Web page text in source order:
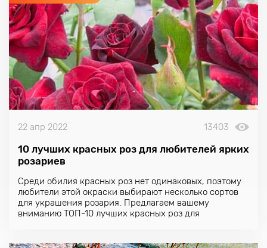
22 апр 2022 13403
10 лучших красных роз для любителей ярких
розариев
Среди обилия красных роз нет одинаковых, поэтому
любители этой окраски выбирают несколько сортов
для украшения розария. Предлагаем вашему
вниманию ТОП-10 лучших красных роз для